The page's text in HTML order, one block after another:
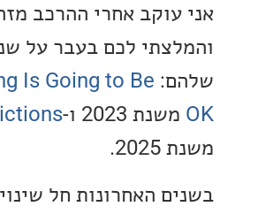
אחרי ההרכב מזה כמה
לכם בעבר על שני
Everything Is Going to Be
2023 ו-
Fictions
האחרונות חל שינוי בהרכב: